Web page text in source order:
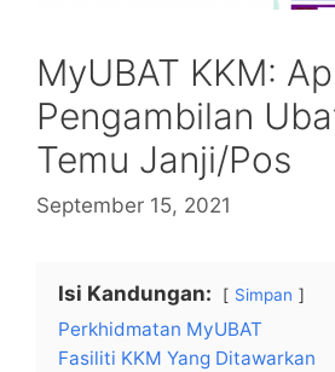
MyUBAT KKM:
Pengambilan
Temu Janji/Pos
September 15, 2021
Isi Kandungan: Simpan
Perkhidmatan MyUBAT
Fasiliti KKM Yang Ditawarkan